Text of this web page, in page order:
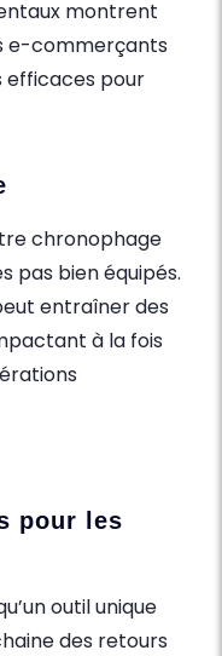
montrent
e-commerçants
efficaces pour
chronophage
pas bien équipés.
entraîner des
à la fois
pour les
outil unique
des retours